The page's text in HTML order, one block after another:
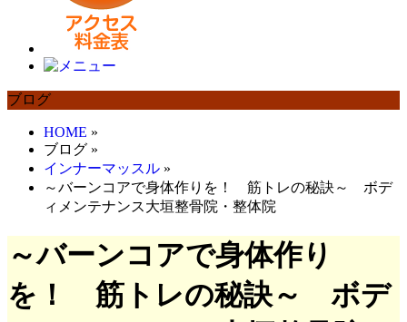
ブログ
HOME »
ブログ »
インナーマッスル »
～バーンコアで身体作りを！ 筋トレの秘訣～ ボデ
ィメンテナンス大垣整骨院・整体院
～バーンコアで身体作り
を！ 筋トレの秘訣～ ボデ